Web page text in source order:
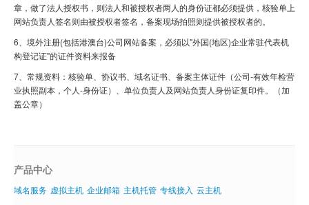
客服中心
企业文化
章，做了法人授权书，则法人和被授权者两人的身份证都必须提供，核验单上
网站负责人签名则由被授权者签名，备案现场拍照则提供被授权者的。
6、境外注册(包括港澳台)公司网站备案，必须以"外国(地区)企业常驻代表机
构登记证"的证件资料来报备
7、常规资料：核验单、协议书、域名证书、备案主体证件（公司-有效年检营
业执照副本，个人-身份证）、单位负责人及网站负责人身份证复印件。（加
盖公章）
产品中心
域名服务 虚拟主机 企业邮箱 主机托管 专线接入 云主机